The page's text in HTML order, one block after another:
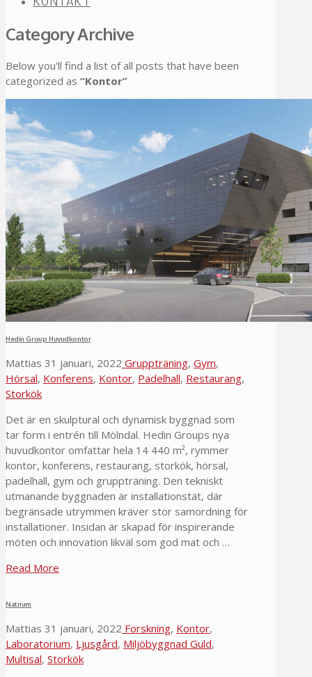
KONTAKT
Category Archive
Below you'll find a list of all posts that have been
categorized as “Kontor”
Hedin Group Huvudkontor
Mattias 31 januari, 2022 Gruppträning, Gym,
Hörsal, Konferens, Kontor, Padelhall, Restaurang,
Storkök
Det är en skulptural och dynamisk byggnad som
tar form i entrén till Mölndal. Hedin Groups nya
huvudkontor omfattar hela 14 440 m², rymmer
kontor, konferens, restaurang, storkök, hörsal,
padelhall, gym och gruppträning. Den tekniskt
utmanande byggnaden är installationstät, där
begränsade utrymmen kräver stor samordning för
installationer. Insidan är skapad för inspirerande
möten och innovation likväl som god mat och …
Read More
Natrium
Mattias 31 januari, 2022 Forskning, Kontor,
Laboratorium, Ljusgård, Miljöbyggnad Guld,
Multisal, Storkök